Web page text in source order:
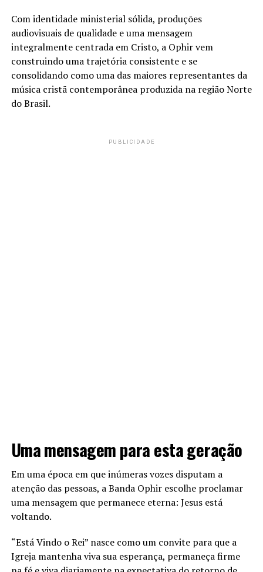
Com identidade ministerial sólida, produções
audiovisuais de qualidade e uma mensagem
integralmente centrada em Cristo, a Ophir vem
construindo uma trajetória consistente e se
consolidando como uma das maiores representantes da
música cristã contemporânea produzida na região Norte
do Brasil.
PUBLICIDADE
Uma mensagem para esta geração
Em uma época em que inúmeras vozes disputam a
atenção das pessoas, a Banda Ophir escolhe proclamar
uma mensagem que permanece eterna: Jesus está
voltando.
“Está Vindo o Rei” nasce como um convite para que a
Igreja mantenha viva sua esperança, permaneça firme